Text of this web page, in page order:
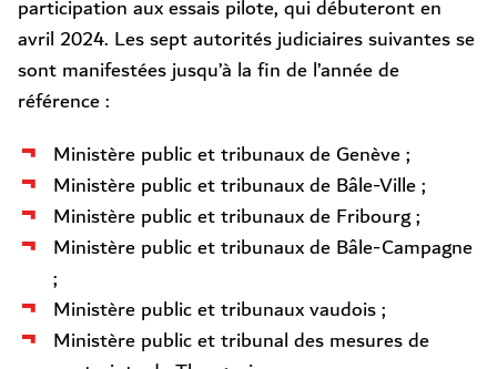
participation aux essais pilote, qui débuteront en
avril 2024. Les sept autorités judiciaires suivantes se
sont manifestées jusqu’à la fin de l’année de
référence :
Ministère public et tribunaux de Genève ;
Ministère public et tribunaux de Bâle-Ville ;
Ministère public et tribunaux de Fribourg ;
Ministère public et tribunaux de Bâle-Campagne
;
Ministère public et tribunaux vaudois ;
Ministère public et tribunal des mesures de